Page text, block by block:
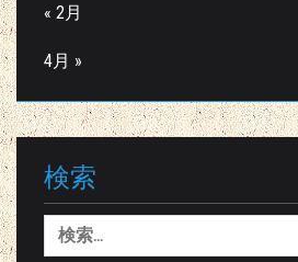
« 2月
4月 »
検索
検
索: